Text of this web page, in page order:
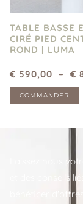
TABLE BASSE
CIRÉ PIED
ROND | LUMA
€ 590,00 – €
COMMANDER
Laissez nous
et des conseils
bénéficer